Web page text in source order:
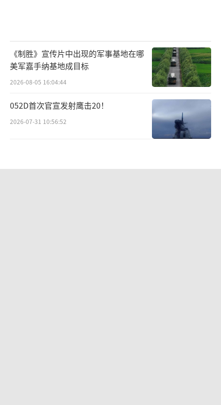
《制胜》宣传片中出现的军事基地在哪
美军嘉手纳基地成目标
2026-08-05 16:04:44
052D首次官宣发射鹰击20！
2026-07-31 10:56:52